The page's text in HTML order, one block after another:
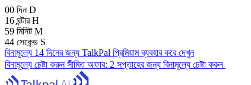
00 দিনD
16 ঘন্টারH
59 মিনিটM
43 সেকেন্ড S
বিনামূল্যে 14 দিনের জন্য TalkPal প্রিমিয়াম ব্যবহার করে দেখুন
বিনামূল্যে চেষ্টা করুনসীমিত অফার: 2 সপ্তাহের জন্য বিনামূল্যে চেষ্টা করুন